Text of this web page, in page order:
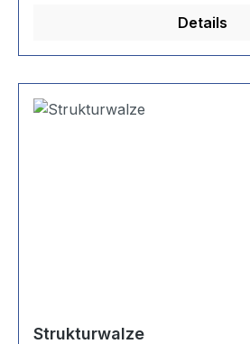
Details
Strukturwalze